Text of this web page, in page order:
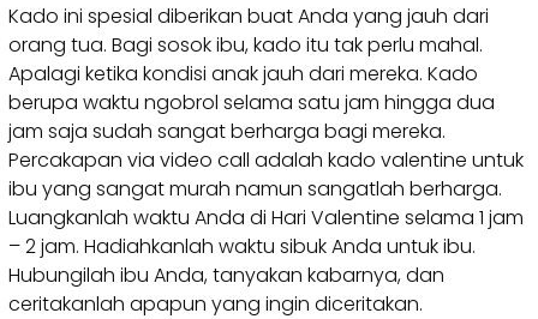
Kado ini spesial diberikan buat Anda yang jauh dari
orang tua. Bagi sosok ibu, kado itu tak perlu mahal.
Apalagi ketika kondisi anak jauh dari mereka. Kado
berupa waktu ngobrol selama satu jam hingga dua
jam saja sudah sangat berharga bagi mereka.
Percakapan via video call adalah kado valentine untuk
ibu yang sangat murah namun sangatlah berharga.
Luangkanlah waktu Anda di Hari Valentine selama 1 jam
– 2 jam. Hadiahkanlah waktu sibuk Anda untuk ibu.
Hubungilah ibu Anda, tanyakan kabarnya, dan
ceritakanlah apapun yang ingin diceritakan.